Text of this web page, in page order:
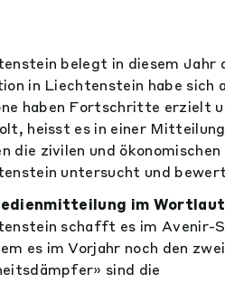
belegt in diesem Jahr
in Liechtenstein habe sich
haben Fortschritte erzielt
heisst es in einer
die zivilen und
untersucht und
im
schafft es im Avenir-
es im Vorjahr noch den
sind die